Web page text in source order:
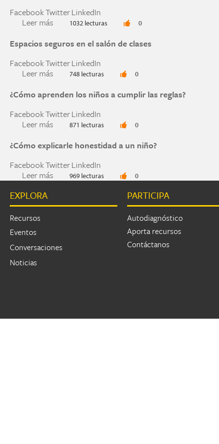
FacebookTwitterLinkedIn
Leer más sobre ¿Lo que hice es plagio?
1032 lecturas 0
Espacios seguros en el salón de clases
FacebookTwitterLinkedIn
Leer más sobre Espacios seguros en el salón de clases
748 lecturas 0
¿Cómo aprenden los niños a cumplir las reglas?
FacebookTwitterLinkedIn
Leer más sobre ¿Cómo aprenden los niños a cumplir las
871 lecturas 0
¿Cómo explicarle honestidad a un niño?
FacebookTwitterLinkedIn
Leer más sobre ¿Cómo explicarle honestidad a un niño?
969 lecturas 0
Páginas
EXPLORA
Recursos
Eventos
Conversaciones
Noticias
PARTICIPA
Autodiagnóstico
Aporta recursos
Contáctanos